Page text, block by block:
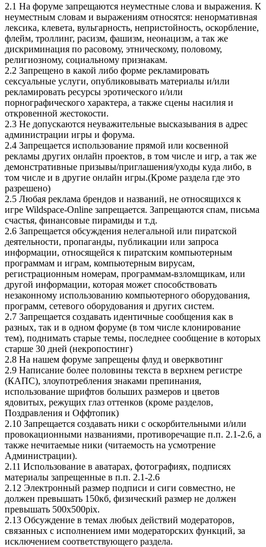
2.1 На форуме запрещаются неуместные слова и выражения. К
неуместным словам и выражениям относятся: ненормативная
лексика, клевета, вульгарность, непристойность, оскорбление,
флейм, троллинг, расизм, фашизм, неонацизм, а так же
дискриминация по расовому, этническому, половому,
религиозному, социальному признакам.
2.2 Запрещено в какой либо форме рекламировать
сексуальные услуги, опубликовывать материалы и/или
рекламировать ресурсы эротического и/или
порнографического характера, а также сцены насилия и
откровенной жестокости.
2.3 Не допускаются неуважительные высказывания в адрес
администрации игры и форума.
2.4 Запрещается использование прямой или косвенной
рекламы других онлайн проектов, в том числе и игр, а так же
демонстративные призывы/приглашения/уходы куда либо, в
том числе и в другие онлайн игры.(Кроме раздела где это
разрешено)
2.5 Любая реклама брендов и названий, не относящихся к
игре Wildspace-Online запрещается. Запрещаются спам, письма
счастья, финансовые пирамиды и т.д.
2.6 Запрещается обсуждения нелегальной или пиратской
деятельности, пропаганды, публикации или запроса
информации, относящейся к пиратским компьютерным
программам и играм, компьютерным вирусам,
регистрационным номерам, программам-взломщикам, или
другой информации, которая может способствовать
незаконному использованию компьютерного оборудования,
программ, сетевого оборудования и других систем.
2.7 Запрещается создавать идентичные сообщения как в
разных, так и в одном форуме (в том числе клонирование
тем), поднимать старые темы, последнее сообщение в которых
старше 30 дней (некропостинг)
2.8 На нашем форуме запрещены флуд и оверквотинг
2.9 Написание более половины текста в верхнем регистре
(КАПС), злоупотребления знаками препинания,
использование шрифтов больших размеров и цветов
ядовитых, режущих глаз оттенков (кроме разделов,
Поздравления и Оффтопик)
2.10 Запрещается создавать ники с оскорбительными и/или
провокационными названиями, противоречащие п.п. 2.1-2.6, а
также нечитаемые ники (читаемость на усмотрение
Администрации).
2.11 Использование в аватарах, фотографиях, подписях
материалы запрещенные в п.п. 2.1-2.6
2.12 Электронный размер подписи и сиги совместно, не
должен превышать 150кб, физический размер не должен
превышать 500х500pix.
2.13 Обсуждение в темах любых действий модераторов,
связанных с исполнением ими модераторских функций, за
исключением соответствующего раздела.